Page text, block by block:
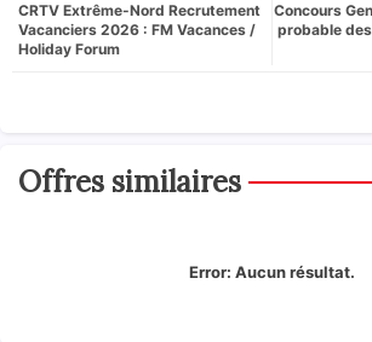
Concours
probable
CRTV Extrême-Nord Recrutement
Vacanciers 2026 : FM Vacances /
Holiday Forum
Offres similaires
Error: Aucun résultat.